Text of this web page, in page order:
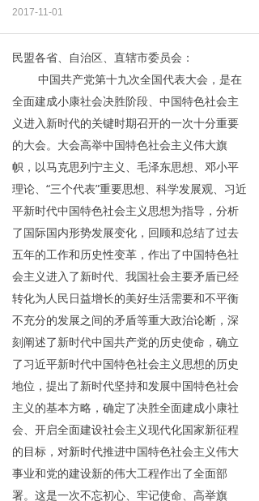
2017-11-01
民盟各省、自治区、直辖市委员会：
中国共产党第十九次全国代表大会，是在
全面建成小康社会决胜阶段、中国特色社会主
义进入新时代的关键时期召开的一次十分重要
的大会。大会高举中国特色社会主义伟大旗
帜，以马克思列宁主义、毛泽东思想、邓小平
理论、“三个代表”重要思想、科学发展观、习近
平新时代中国特色社会主义思想为指导，分析
了国际国内形势发展变化，回顾和总结了过去
五年的工作和历史性变革，作出了中国特色社
会主义进入了新时代、我国社会主要矛盾已经
转化为人民日益增长的美好生活需要和不平衡
不充分的发展之间的矛盾等重大政治论断，深
刻阐述了新时代中国共产党的历史使命，确立
了习近平新时代中国特色社会主义思想的历史
地位，提出了新时代坚持和发展中国特色社会
主义的基本方略，确定了决胜全面建成小康社
会、开启全面建设社会主义现代化国家新征程
的目标，对新时代推进中国特色社会主义伟大
事业和党的建设新的伟大工程作出了全面部
署。这是一次不忘初心、牢记使命、高举旗